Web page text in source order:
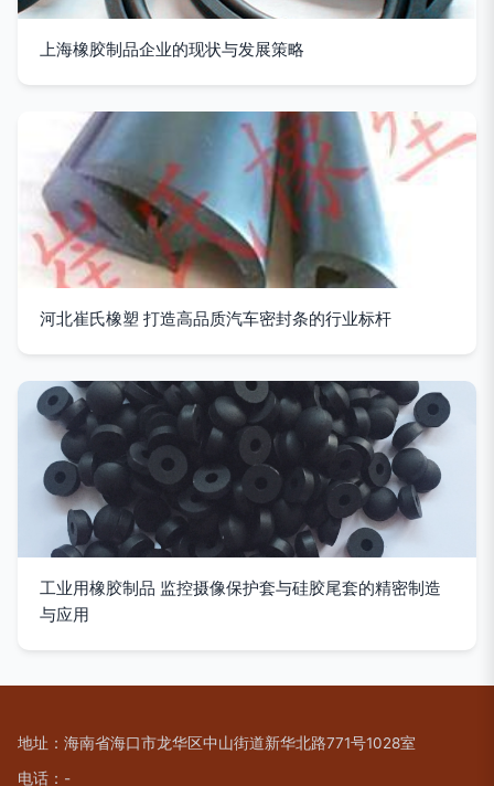
上海橡胶制品企业的现状与发展策略
河北崔氏橡塑 打造高品质汽车密封条的行业标杆
工业用橡胶制品 监控摄像保护套与硅胶尾套的精密制造
与应用
地址：海南省海口市龙华区中山街道新华北路771号1028室
电话：-